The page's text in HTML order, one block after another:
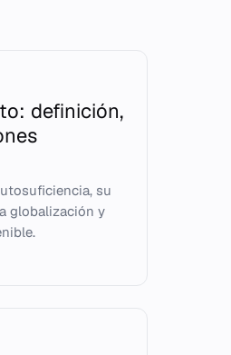
definición,
su
globalización y